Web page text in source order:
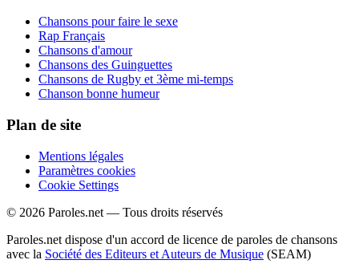
Chansons pour faire le sexe
Rap Français
Chansons d'amour
Chansons des Guinguettes
Chansons de Rugby et 3ème mi-temps
Chanson bonne humeur
Plan de site
Mentions légales
Paramètres cookies
Cookie Settings
© 2026 Paroles.net — Tous droits réservés
Paroles.net dispose d'un accord de licence de paroles de chansons
avec la Société des Editeurs et Auteurs de Musique (SEAM)